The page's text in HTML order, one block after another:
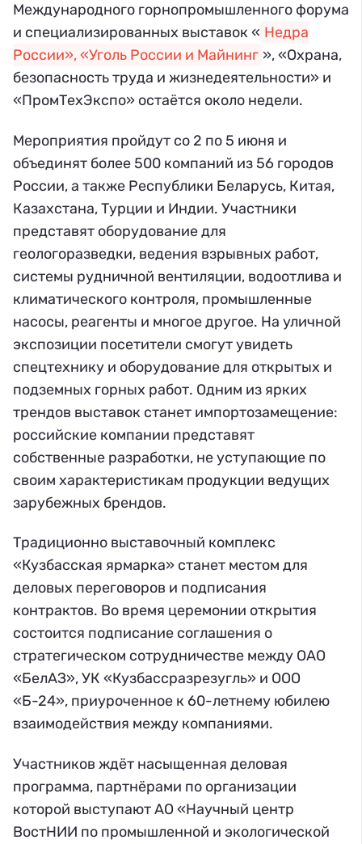
Международного горнопромышленного форума
и специализированных выставок « Недра
России», «Уголь России и Майнинг », «Охрана,
безопасность труда и жизнедеятельности» и
«ПромТехЭкспо» остаётся около недели.
Мероприятия пройдут со 2 по 5 июня и
объединят более 500 компаний из 56 городов
России, а также Республики Беларусь, Китая,
Казахстана, Турции и Индии. Участники
представят оборудование для
геологоразведки, ведения взрывных работ,
системы рудничной вентиляции, водоотлива и
климатического контроля, промышленные
насосы, реагенты и многое другое. На уличной
экспозиции посетители смогут увидеть
спецтехнику и оборудование для открытых и
подземных горных работ. Одним из ярких
трендов выставок станет импортозамещение:
российские компании представят
собственные разработки, не уступающие по
своим характеристикам продукции ведущих
зарубежных брендов.
Традиционно выставочный комплекс
«Кузбасская ярмарка» станет местом для
деловых переговоров и подписания
контрактов. Во время церемонии открытия
состоится подписание соглашения о
стратегическом сотрудничестве между ОАО
«БелАЗ», УК «Кузбассразрезугль» и ООО
«Б-24», приуроченное к 60-летнему юбилею
взаимодействия между компаниями.
Участников ждёт насыщенная деловая
программа, партнёрами по организации
которой выступают АО «Научный центр
ВостНИИ по промышленной и экологической